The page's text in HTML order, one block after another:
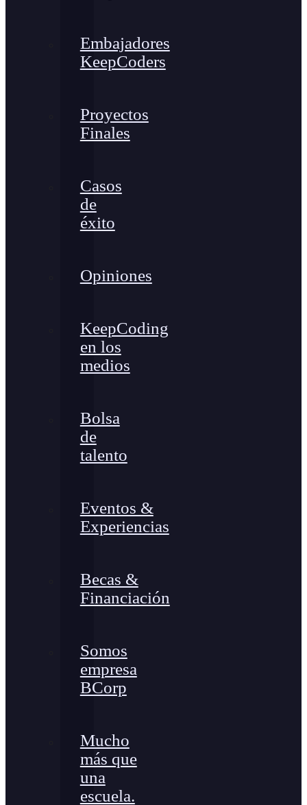
Embajadores
KeepCoders
Proyectos
Finales
Casos
de
éxito
Opiniones
KeepCoding
en los
medios
Bolsa
de
talento
Eventos &
Experiencias
Becas &
Financiación
Somos
empresa
BCorp
Mucho
más que
una
escuela.